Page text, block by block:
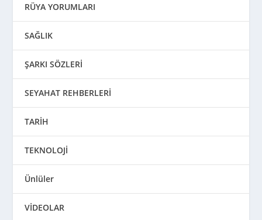
RÜYA YORUMLARI
SAĞLIK
ŞARKI SÖZLERİ
SEYAHAT REHBERLERİ
TARİH
TEKNOLOJİ
Ünlüler
VİDEOLAR